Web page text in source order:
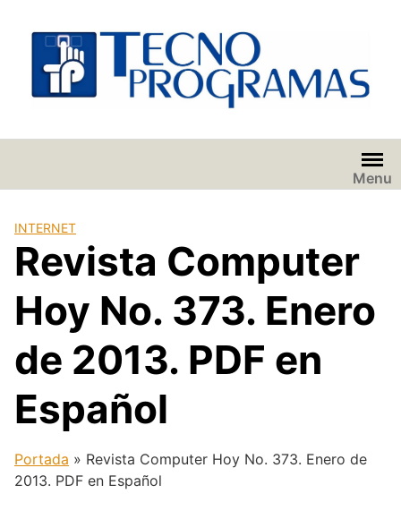
contenido
Menu
INTERNET
Revista Computer
Hoy No. 373. Enero
de 2013. PDF en
Español
Portada » Revista Computer Hoy No. 373. Enero de
2013. PDF en Español